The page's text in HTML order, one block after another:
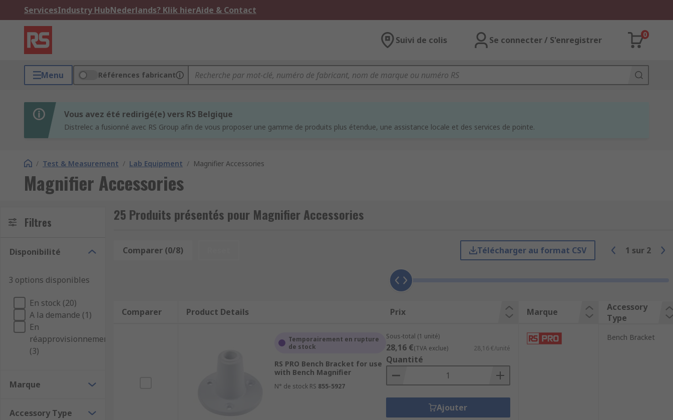
ServicesIndustry HubNederlands? Klik hierAide & Contact
Suivi de colis Se connecter / S'enregistrer
0
Menu Références fabricant
Vous avez été redirigé(e) vers RS Belgique
Distrelec a fusionné avec RS Group afin de vous proposer une gamme de produits plus étendue, une assistance locale et des services de pointe.
/ Test & Measurement / Lab Equipment / Magnifier Accessories
Magnifier Accessories
Filtres
Disponibilité
3 options disponibles
En stock (20)
A la demande (1)
En
réapprovisionnement
(3)
Marque
Accessory Type
25 Produits présentés pour Magnifier Accessories
Comparer (0/8) Télécharger au format CSV 1 sur 2
Comparer Product Details Prix Marque
Accessory
Type
Temporairement en rupture
de stock
RS PRO Bench Bracket for use
with Bench Magnifier
N° de stock RS 855-5927
Sous-total (1 unité)
28,16 €(TVA exclue) 28,16 €/unité
Quantité
Ajouter
Bench Bracket